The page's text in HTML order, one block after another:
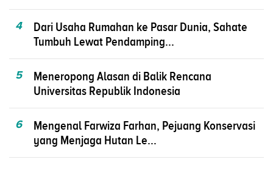
4
Dari Usaha Rumahan ke Pasar Dunia, Sahate
Tumbuh Lewat Pendamping...
5
Meneropong Alasan di Balik Rencana
Universitas Republik Indonesia
6
Mengenal Farwiza Farhan, Pejuang Konservasi
yang Menjaga Hutan Le...